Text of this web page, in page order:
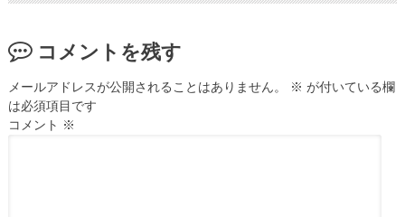
コメントを残す
メールアドレスが公開されることはありません。 ※ が付いている欄
は必須項目です
コメント ※